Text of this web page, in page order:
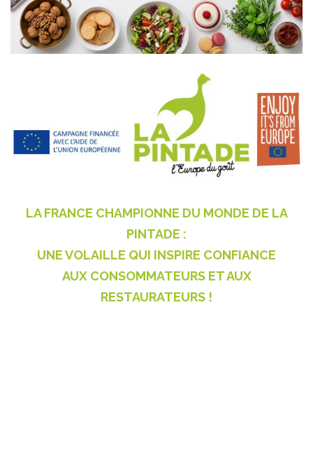
LA FRANCE CHAMPIONNE DU MONDE DE LA
PINTADE :
UNE VOLAILLE QUI INSPIRE CONFIANCE
AUX CONSOMMATEURS ET AUX
RESTAURATEURS !